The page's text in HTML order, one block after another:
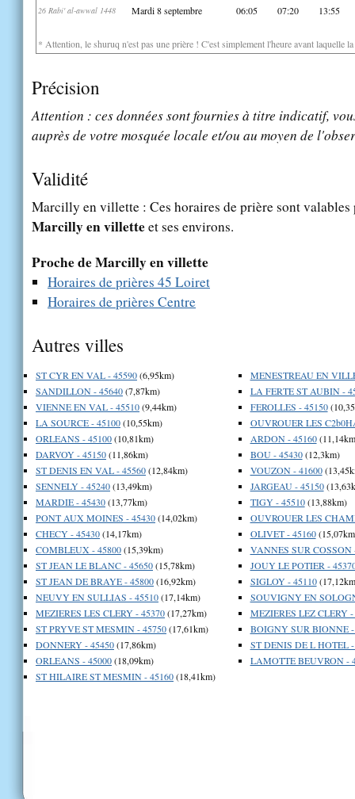
26 Rabi' al-awwal 1448 Mardi 8 septembre 06:05 07:20 13:55
* Attention, le shuruq n'est pas une prière ! C'est simplement l'heure avant laquelle
Précision
Attention : ces données sont fournies à titre indicatif,
auprès de votre mosquée locale et/ou au moyen de
Validité
Marcilly en villette : Ces horaires de prière sont
Marcilly en villetteet ses environs.
Proche de Marcilly en villette
Horaires de prières 45 Loiret
Horaires de prières Centre
Autres villes
ST CYR EN VAL - 45590(6,95km)
SANDILLON - 45640(7,87km)
VIENNE EN VAL - 45510(9,44km)
LA SOURCE - 45100(10,55km)
ORLEANS - 45100(10,81km)
DARVOY - 45150(11,86km)
ST DENIS EN VAL - 45560(12,84km)
SENNELY - 45240(13,49km)
MARDIE - 45430(13,77km)
PONT AUX MOINES - 45430(14,02km)
CHECY - 45430(14,17km)
COMBLEUX - 45800(15,39km)
ST JEAN LE BLANC - 45650(15,78km)
ST JEAN DE BRAYE - 45800(16,92km)
NEUVY EN SULLIAS - 45510(17,14km)
MEZIERES LES CLERY - 45370(17,27km)
ST PRYVE ST MESMIN - 45750(17,61km)
DONNERY - 45450(17,86km)
ORLEANS - 45000(18,09km)
ST HILAIRE ST MESMIN - 45160(18,41km)
MENESTREAU EN
LA FERTE ST AUBIN -
FEROLLES - 45150
OUVROUER LES
ARDON - 45160
BOU - 45430(12,3km)
VOUZON - 41600
JARGEAU - 45150
TIGY - 45510(13,88km)
OUVROUER LES
OLIVET - 45160
VANNES SUR COSSON
JOUY LE POTIER -
SIGLOY - 45110
SOUVIGNY EN
MEZIERES LEZ CLERY -
BOIGNY SUR BIONNE -
ST DENIS DE L HOTEL -
LAMOTTE BEUVRON -